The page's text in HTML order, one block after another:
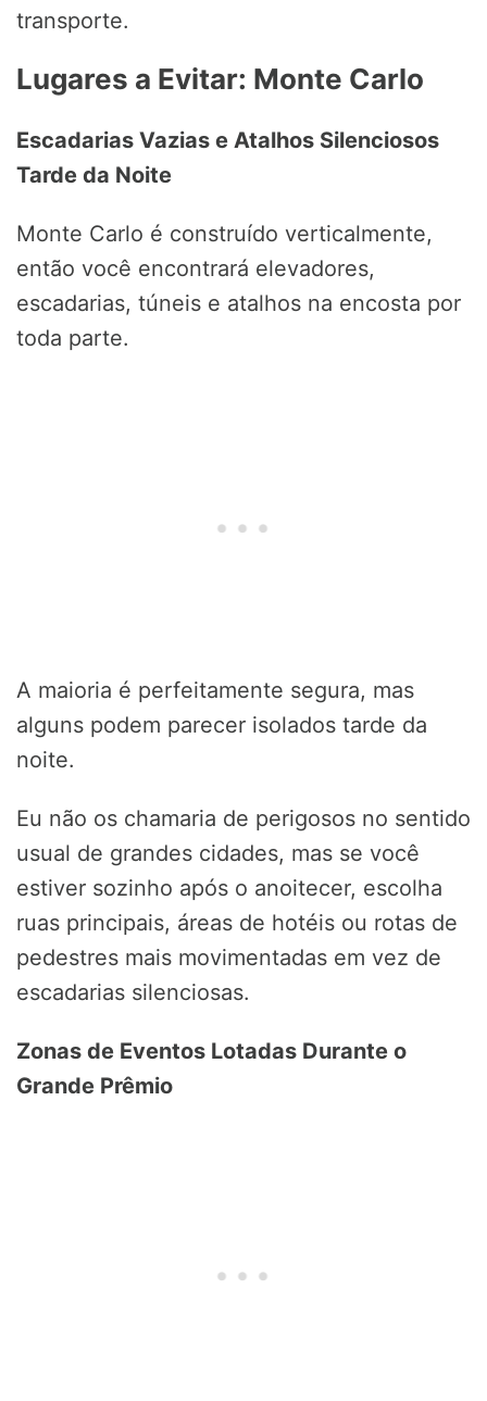
transporte.
Lugares a Evitar: Monte Carlo
Escadarias Vazias e Atalhos Silenciosos
Tarde da Noite
Monte Carlo é construído verticalmente,
então você encontrará elevadores,
escadarias, túneis e atalhos na encosta por
toda parte.
A maioria é perfeitamente segura, mas
alguns podem parecer isolados tarde da
noite.
Eu não os chamaria de perigosos no sentido
usual de grandes cidades, mas se você
estiver sozinho após o anoitecer, escolha
ruas principais, áreas de hotéis ou rotas de
pedestres mais movimentadas em vez de
escadarias silenciosas.
Zonas de Eventos Lotadas Durante o
Grande Prêmio